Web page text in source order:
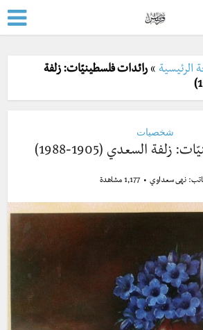
الرئيسية »رائدات فلسطينيّات: زلفة
شخصيات
زلفة السعدي (1905-1988)
نهى سعداوي 1,177 مشاهدة